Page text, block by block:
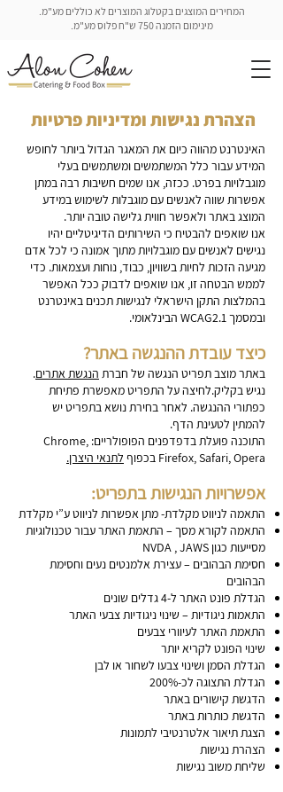
המחירים המוצגים בקטלוג המוצרים לא כוללים מע"מ.
מינימום הזמנה 750 ש"ח פלוס מע"מ.
הצהרת נגישות ומדיניות פרטיות
האינטרנט מהווה כיום את המאגר הגדול ביותר לחופש
המידע עבור כלל המשתמשים ומשתמשים בעלי
מוגבלויות בפרט. ככזה, אנו שמים חשיבות רבה במתן
אפשרות שווה לאנשים עם מוגבלות לשימוש במידע
המוצג באתר ולאפשר חווית גלישה טובה יותר.
אנו שואפים להבטיח כי השירותים הדיגיטליים יהיו
נגישים לאנשים עם מוגבלויות מתוך אמונה כי לכל אדם
מגיעה הזכות לחיות בשוויון, כבוד, נוחות ועצמאות. כדי
לממש הבטחה זו, אנו שואפים לדבוק ככל האפשר
בהמלצות התקן הישראלי לנגישות תכנים באינטרנט
ובמסמך WCAG2.1 הבינלאומי.
כיצד עובדת ההנגשה באתר?
באתר מוצב תפריט הנגשה של חברת הנגשת אתרים.
נגיש בקליק.לחיצה על התפריט מאפשרת פתיחת
כפתורי ההנגשה. לאחר בחירת נושא בתפריט יש
להמתין לטעינת הדף.
התוכנה פועלת בדפדפנים הפופולריים: Chrome,
Firefox, Safari, Opera בכפוף
לתנאי היצרן.
אפשרויות הנגישות בתפריט:
התאמה לניווט מקלדת- מתן אפשרות לניווט ע”י מקלדת
התאמה לקורא מסך – התאמת האתר עבור טכנולוגיות
מסייעות כגון NVDA , JAWS
חסימת הבהובים – עצירת אלמנטים נעים וחסימת
הבהובים
הגדלת פונט האתר ל-4 גדלים שונים
התאמות ניגודיות – שינוי ניגודיות צבעי האתר
התאמת האתר לעיוורי צבעים
שינוי הפונט לקריא יותר
הגדלת הסמן ושינוי צבעו לשחור או לבן
הגדלת התצוגה לכ-200%
הדגשת קישורים באתר
הדגשת כותרות באתר
הצגת תיאור אלטרנטיבי לתמונות
הצהרת נגישות
שליחת משוב נגישות